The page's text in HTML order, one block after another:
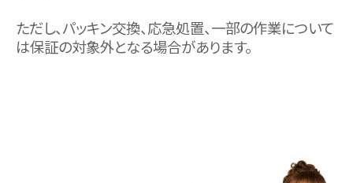
ただし、パッキン交換、応急処置、一部の作業について
は保証の対象外となる場合があります。